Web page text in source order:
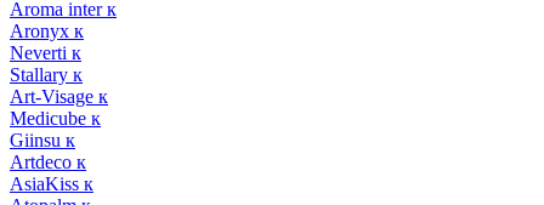
Aroma inter к
Aronyx к
Neverti к
Stallary к
Art-Visage к
Medicube к
Giinsu к
Artdeco к
AsiaKiss к